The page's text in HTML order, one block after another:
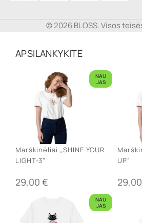
© 2026 BLOSS. Visos
APSILANKYKITE
NAU
JAS
Marškinėliai „SHINE YOUR
LIGHT-3”
29,00 €
UP”
29,00
NAU
JAS